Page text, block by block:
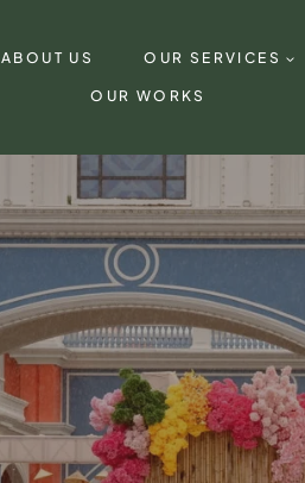
ABOUT US OUR SERVICES
OUR WORKS